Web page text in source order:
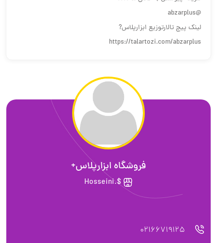
@abzarplus
لینک پیچ تالارتوزیع ابزارپلاس?
https://talartozi.com/abzarplus
فروشگاه ابزارپلاس+
$.Hosseini
02166719125